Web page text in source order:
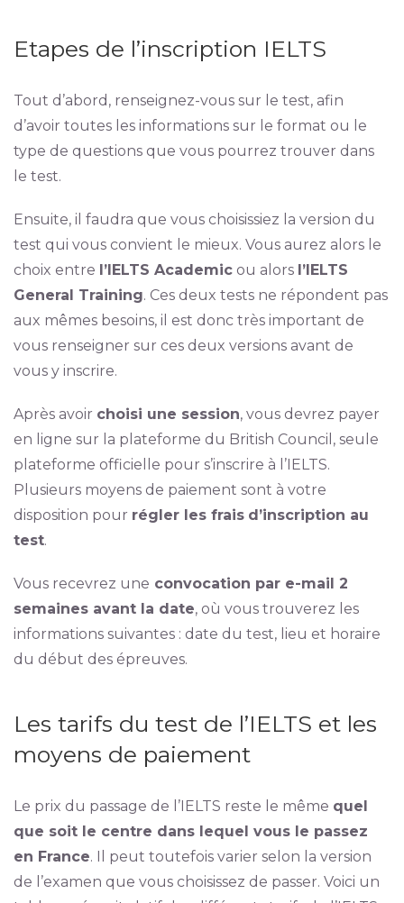
Etapes de l’inscription IELTS
Tout d’abord, renseignez-vous sur le test, afin
d’avoir toutes les informations sur le format ou le
type de questions que vous pourrez trouver dans
le test.
Ensuite, il faudra que vous choisissiez la version du
test qui vous convient le mieux. Vous aurez alors le
choix entre l’IELTS Academicou alors l’IELTS
General Training. Ces deux tests ne répondent pas
aux mêmes besoins, il est donc très important de
vous renseigner sur ces deux versions avant de
vous y inscrire.
Après avoir choisi une session, vous devrez payer
en ligne sur la plateforme du British Council, seule
plateforme officielle pour s’inscrire à l’IELTS.
Plusieurs moyens de paiement sont à votre
disposition pour régler les frais d’inscription au
test.
Vous recevrez une convocation par e-mail 2
semaines avant la date, où vous trouverez les
informations suivantes : date du test, lieu et horaire
du début des épreuves.
Les tarifs du test de l’IELTS et les
moyens de paiement
Le prix du passage de l’IELTS reste le même quel
que soit le centre dans lequel vous le passez
en France. Il peut toutefois varier selon la version
de l’examen que vous choisissez de passer. Voici un